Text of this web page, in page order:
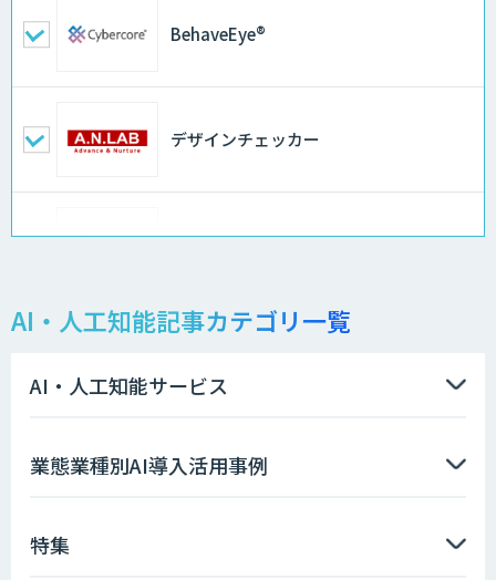
BehaveEye®
デザインチェッカー
地理空間DX ソリューション
製造業特化型オーダーメイドAI開発（知
ソフトクリエイトのAI開発サービス
AI・人工知能記事カテゴリ一覧
AI・人工知能サービス
業態業種別AI導入活用事例
特集